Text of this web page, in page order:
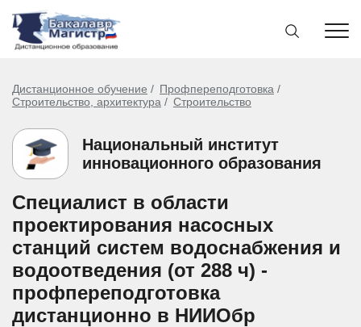
Дистанционное обучение
Профпереподготовка
Строительство, архитектура
Строительство
Национальный институт
инновационного образования
Специалист в области
проектирования насосных
станций систем водоснабжения и
водоотведения (от 288 ч) -
профпереподготовка
дистанционно в НИИОбр